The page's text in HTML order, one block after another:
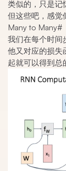
类似的，只是记
但这些吧，感觉
Many to Many#
我们在每个时间
他又对应的损失
起就可以得到总